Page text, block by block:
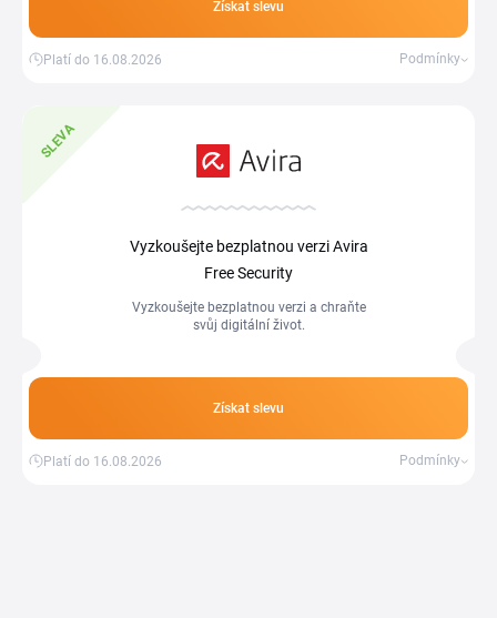
Získat slevu
Platí do 16.08.2026 Podmínky
SLEVA
Vyzkoušejte bezplatnou verzi Avira
Free Security
Vyzkoušejte bezplatnou verzi a chraňte
svůj digitální život.
Získat slevu
Platí do 16.08.2026 Podmínky